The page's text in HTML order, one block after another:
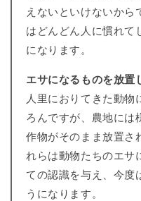
えないといけないから
はどんどん人に慣れて
になります。
エサになるものを放置
人里におりてきた動物
ろんですが、農地には
作物がそのまま放置さ
れらは動物たちのエサ
ての認識を与え、今度
うになります。